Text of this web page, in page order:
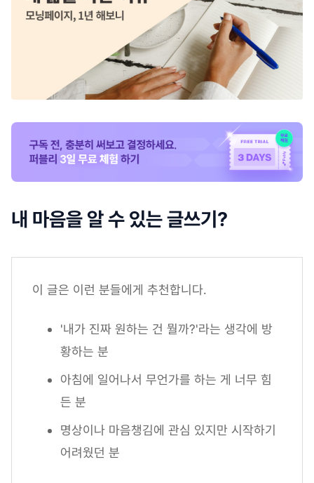
내 마음을 알 수 있는 글쓰기?
이 글은 이런 분들에게 추천합니다.
'내가 진짜 원하는 건 뭘까?'라는 생각에 방
황하는 분
아침에 일어나서 무언가를 하는 게 너무 힘
든 분
명상이나 마음챙김에 관심 있지만 시작하기
어려웠던 분